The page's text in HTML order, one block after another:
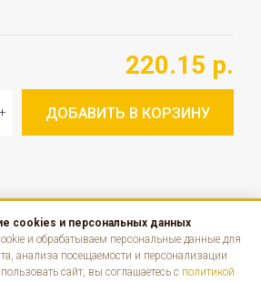
220.15 р.
ДОБАВИТЬ В КОРЗИНУ
cookies и персональных данных
и обрабатываем персональные данные для
анализа посещаемости и персонализации
сайт, вы соглашаетесь с политикой